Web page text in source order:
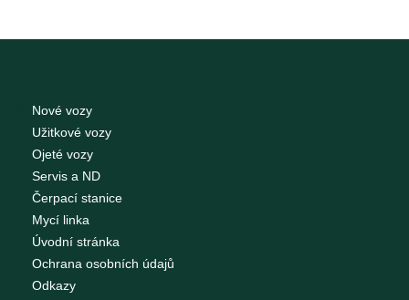
Nové vozy
Užitkové vozy
Ojeté vozy
Servis a ND
Čerpací stanice
Mycí linka
Úvodní stránka
Ochrana osobních údajů
Odkazy